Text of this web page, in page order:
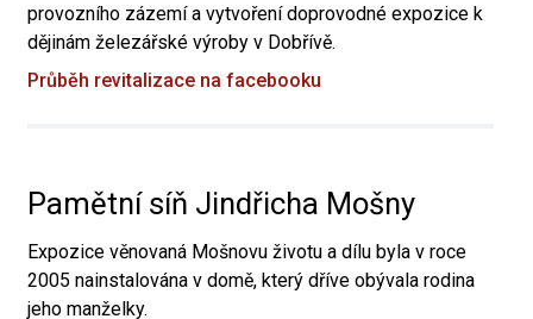
provozního zázemí a vytvoření doprovodné expozice k
dějinám železářské výroby v Dobřívě.
Průběh revitalizace na facebooku
Pamětní síň Jindřicha Mošny
Expozice věnovaná Mošnovu životu a dílu byla v roce
2005 nainstalována v domě, který dříve obývala rodina
jeho manželky.